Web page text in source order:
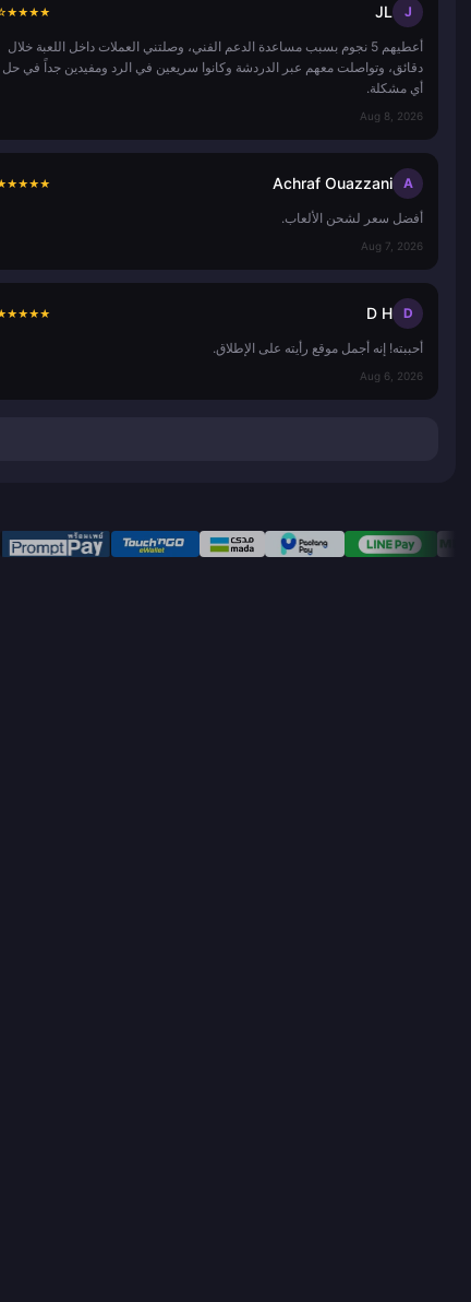
J
JL
★
★
★
★
أعطيهم 5 نجوم بسبب مساعدة الدعم الفني، وصلتني العملات داخل اللعبة خلال
دقائق، وتواصلت معهم عبر الدردشة وكانوا سريعين في الرد ومفيدين جداً في حل
أي مشكلة.
Aug 8, 2026
A
Achraf Ouazzani
★
★
★
★
أفضل سعر لشحن الألعاب.
Aug 7, 2026
D
D H
★
★
★
★
أحببته! إنه أجمل موقع رأيته على الإطلاق.
Aug 6, 2026